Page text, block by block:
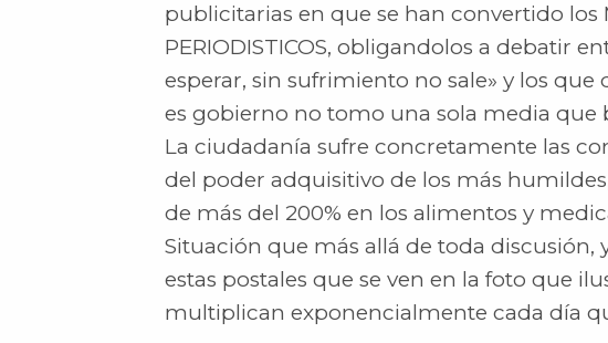
publicitarias en que se han convertido los
PERIODISTICOS, obligandolos a debatir
esperar, sin sufrimiento no sale» y los
es gobierno no tomo una sola media que
La ciudadanía sufre concretamente las
del poder adquisitivo de los más
de más del 200% en los alimentos y
Situación que más allá de toda discusión,
estas postales que se ven en la foto que
multiplican exponencialmente cada día